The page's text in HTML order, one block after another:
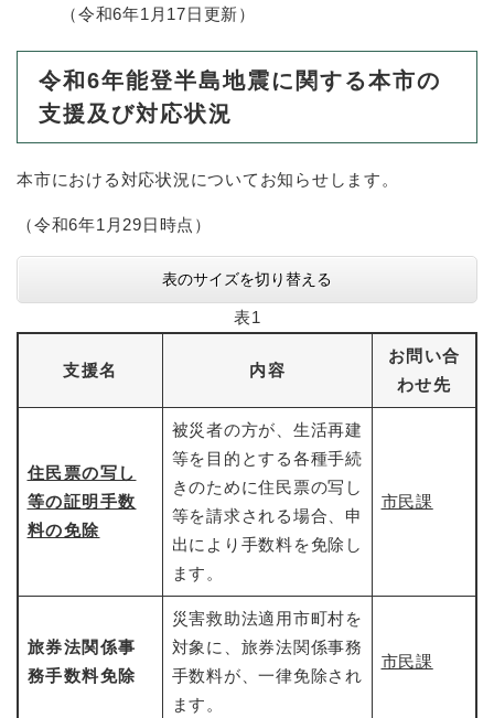
防災・安全
防
災
・
安
全
ー
ひ
子育て・教育
育
育
メ
を
ひ
ら
く
健康・医療・福祉
康
・
医
療
福
メ
ニ
ュ
ー
を
ひ
スポーツ・文化
ス
ポ
ツ
・
文
化
メ
ニ
ュ
ひ
ら
く
まちづくり・環境
ち
づ
く
り
環
境
メ
ニ
ュ
しごと・産業
し
ご
と
・
産
メ
ニ
ュ
市政情報
市
政
報
の
メ
ニ
ュ
（令和6年1月17日更新）
令和6年能登半島地震に関する本市の
支援及び対応状況
本市における対応状況についてお知らせします。
（令和6年1月29日時点）
表のサイズを切り替える
表1
支援名 内容
お問い合
わせ先
住民票の写し
等の証明手数
料の免除
被災者の方が、生活再建
等を目的とする各種手続
きのために住民票の写し
等を請求される場合、申
出により手数料を免除し
ます。
市民課
旅券法関係事
務手数料免除
災害救助法適用市町村を
対象に、旅券法関係事務
手数料が、一律免除され
ます。
市民課